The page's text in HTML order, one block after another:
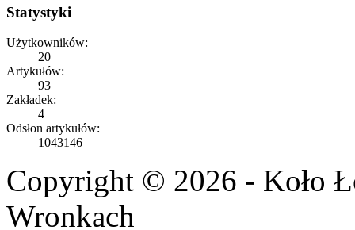
Statystyki
Użytkowników:
20
Artykułów:
93
Zakładek:
4
Odsłon artykułów:
1043146
Copyright © 2026 - Koło
Wronkach